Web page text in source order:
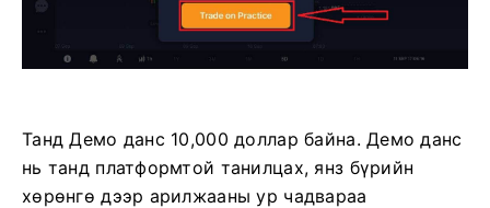
Танд Демо данс 10,000 доллар байна. Демо данс
нь танд платформтой танилцах, янз бүрийн
хөрөнгө дээр арилжааны ур чадвараа